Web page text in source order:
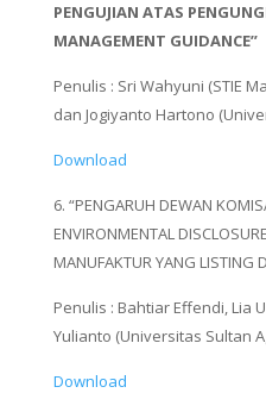
PENGUJIAN ATAS
MANAGEMENT GUIDANCE”
Penulis : Sri Wahyuni (STIE
dan Jogiyanto Hartono
Download
6. “PENGARUH DEWAN
ENVIRONMENTAL
MANUFAKTUR YANG LISTING
Penulis : Bahtiar Effendi, Lia
Yulianto (Universitas Sultan
Download